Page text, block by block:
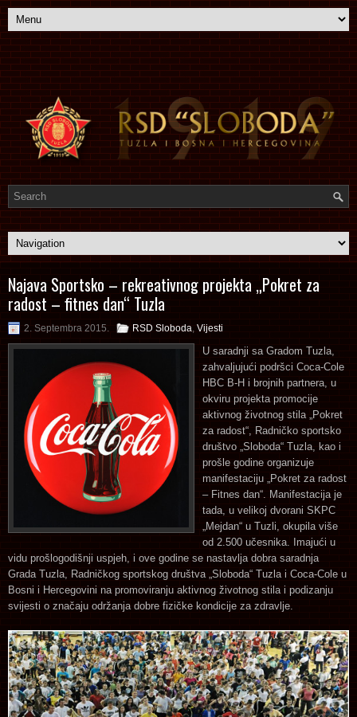
Najava Sportsko – rekreativnog projekta „Pokret za
radost – fitnes dan“ Tuzla
2. Septembra 2015. RSD Sloboda Vijesti
U saradnji sa Gradom Tuzla,
zahvaljujući podršci Coca-Cole
HBC B-H i brojnih partnera, u
okviru projekta promocije
aktivnog životnog stila „Pokret
za radost“, Radničko sportsko
društvo „Sloboda“ Tuzla, kao i
prošle godine organizuje
manifestaciju „Pokret za radost
– Fitnes dan“. Manifestacija je
tada, u velikoj dvorani SKPC
„Mejdan“ u Tuzli, okupila više
od 2.500 učesnika. Imajući u
vidu prošlogodišnji uspjeh, i ove godine se nastavlja dobra saradnja
Grada Tuzla, Radničkog sportskog društva „Sloboda“ Tuzla i Coca-Cole u
Bosni i Hercegovini na promoviranju aktivnog životnog stila i podizanju
svijesti o značaju održanja dobre fizičke kondicije za zdravlje.